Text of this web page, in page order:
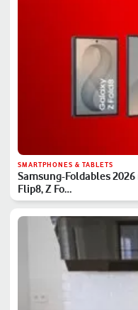
SMARTPHONES & TABLETS
Samsung-Foldables
Flip8, Z Fo…